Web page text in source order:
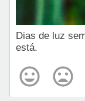
Dias de luz
está.